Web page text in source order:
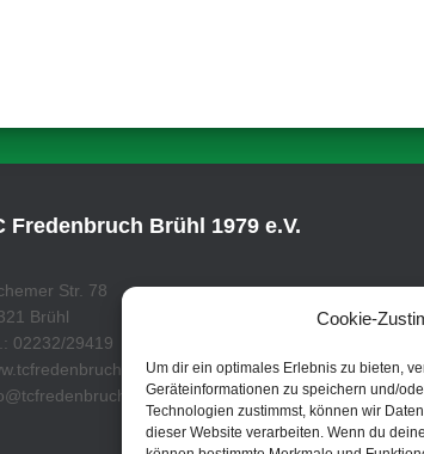
Cookie-
Um dir ein optimales Erlebnis zu bieten,
Geräteinformationen zu speichern und/
Technologien zustimmst, können wir
dieser Website verarbeiten. Wenn du
Fredenbruch Brühl 1979 e.V.
Str. 78
Brühl
02232/29419